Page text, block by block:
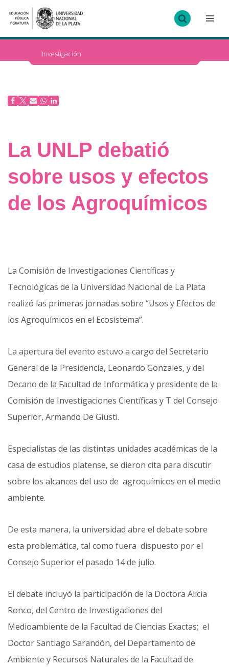
Ir
al
Investigación
La UNLP debatió
sobre usos y efectos
de los Agroquímicos
La Comisión de Investigaciones Científicas y
Tecnológicas de la Universidad Nacional de La Plata
realizó las primeras jornadas sobre “Usos y Efectos de
los Agroquímicos en el Ecosistema”.
La apertura del evento estuvo a cargo del Secretario
General de la Presidencia, Leonardo Gonzales, y del
Decano de la Facultad de Informática y presidente de la
Comisión de Investigaciones Científicas y T del Consejo
Superior, Armando De Giusti.
Especialistas de las distintas unidades académicas de la
casa de estudios platense, se dieron cita para discutir
sobre los alcances del uso de agroquímicos en el medio
ambiente.
De esta manera, la universidad abre el debate sobre
esta problemática, tal como fuera dispuesto por el
Consejo Superior el pasado 14 de julio.
El debate incluyó la participación de la Doctora Alicia
Ronco, del Centro de Investigaciones del
Medioambiente de la Facultad de Ciencias Exactas; el
Doctor Santiago Sarandón, del Departamento de
Ambiente y Recursos Naturales de la Facultad de